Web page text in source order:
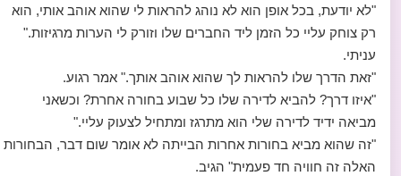
"לא יודעת, בכל אופן הוא לא נוהג להראות לי שהוא אוהב אותי, הוא
רק צוחק עליי כל הזמן ליד החברים שלו וזורק לי הערות מרגיזות."
עניתי.
"זאת הדרך שלו להראות לך שהוא אוהב אותך." אמר רגוע.
"איזו דרך? להביא לדירה שלו כל שבוע בחורה אחרת? וכשאני
מביאה ידיד לדירה שלי הוא מתרגז ומתחיל לצעוק עליי."
"זה שהוא מביא בחורות אחרות הבייתה לא אומר שום דבר, הבחורות
האלה זה חוויה חד פעמית" הגיב.